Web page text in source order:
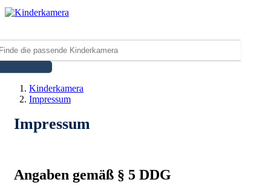
Kinderkamera
Impressum
Impressum
Angaben gemäß § 5 DDG